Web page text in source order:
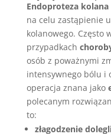
Endoproteza kolana
na celu zastąpienie
kolanowego. Często
przypadkach
osób z poważnymi
intensywnego bólu i
operacja znana jako
polecanym
to:
złagodzenie